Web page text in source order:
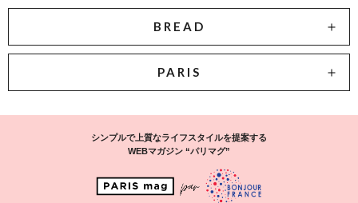
BREAD
PARIS
シンプルで上質なライフスタイルを提案する
WEBマガジン “パリマグ”